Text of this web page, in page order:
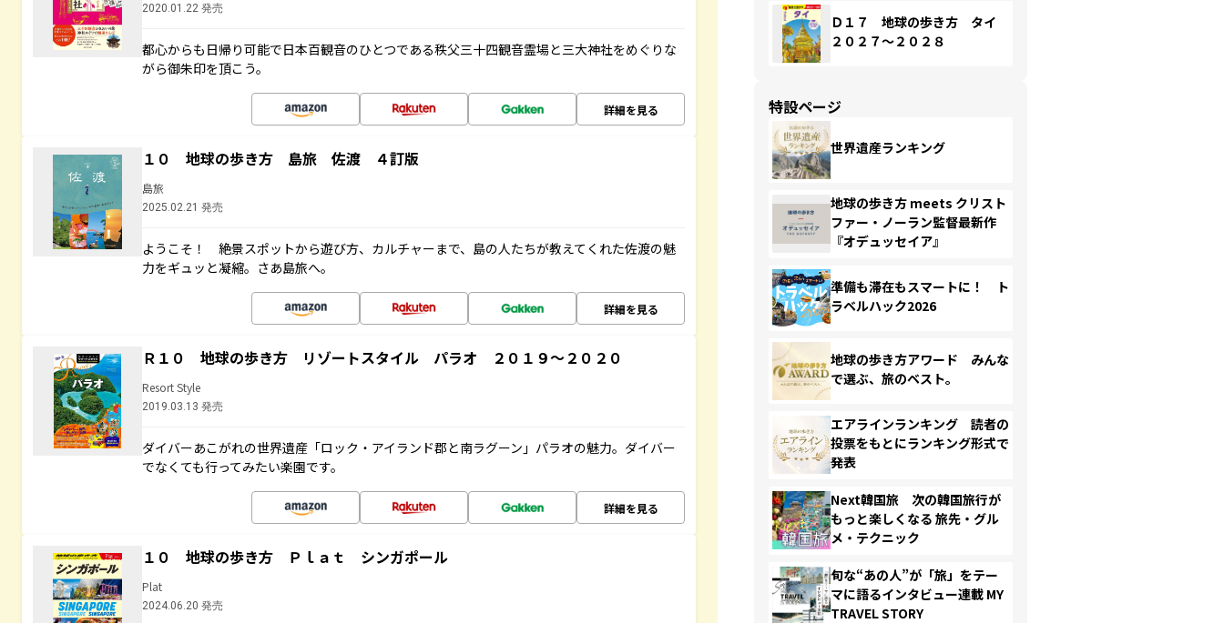
2020.01.22 発売
都心からも日帰り可能で日本百観音のひとつである秩父三十四観音霊場と三大神社をめぐりな
がら御朱印を頂こう。
詳細を見る
１０ 地球の歩き方 島旅 佐渡 ４訂版
島旅
2025.02.21 発売
ようこそ！ 絶景スポットから遊び方、カルチャーまで、島の人たちが教えてくれた佐渡の魅
力をギュッと凝縮。さあ島旅へ。
詳細を見る
Ｒ１０ 地球の歩き方 リゾートスタイル パラオ ２０１９～２０２０
Resort Style
2019.03.13 発売
ダイバーあこがれの世界遺産「ロック・アイランド郡と南ラグーン」パラオの魅力。ダイバー
でなくても行ってみたい楽園です。
詳細を見る
１０ 地球の歩き方 Ｐｌａｔ シンガポール
Plat
2024.06.20 発売
Ｄ１７ 地球の歩き方 タイ
２０２７～２０２８
特設ページ
世界遺産ランキング
地球の歩き方 meets クリスト
ファー・ノーラン監督最新作
『オデュッセイア』
準備も滞在もスマートに！ ト
ラベルハック2026
地球の歩き方アワード みんな
で選ぶ、旅のベスト。
エアラインランキング 読者の
投票をもとにランキング形式で
発表
Next韓国旅 次の韓国旅行が
もっと楽しくなる 旅先・グル
メ・テクニック
旬な“あの人”が「旅」をテー
マに語るインタビュー連載 MY
TRAVEL STORY